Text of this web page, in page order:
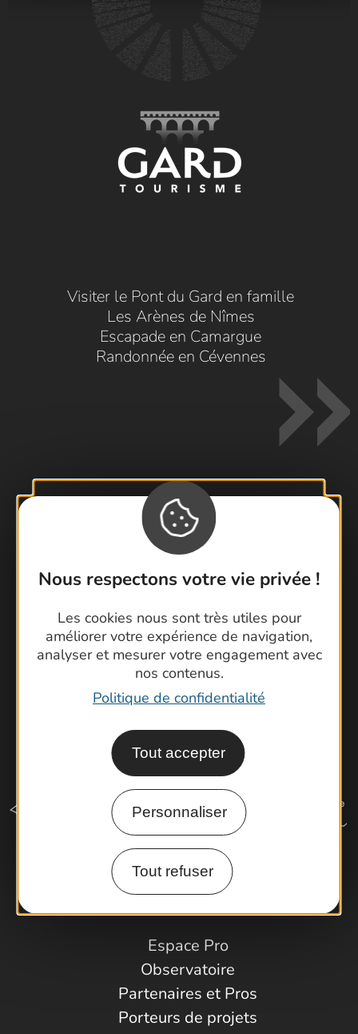
Nous respectons votre vie privée !
Les cookies nous sont très utiles pour
améliorer votre expérience de navigation,
analyser et mesurer votre engagement avec
nos contenus.
Politique de confidentialité
Tout accepter
Personnaliser
Tout refuser
Visiter le Pont du Gard en famille
Les Arènes de Nîmes
Escapade en Camargue
Randonnée en Cévennes
Contactez-nous !
Foire aux questions
Brochures
Cartoguides et Topoguides
Latitude Gard
Comment venir ?
Espace Pro
Observatoire
Partenaires et Pros
Porteurs de projets